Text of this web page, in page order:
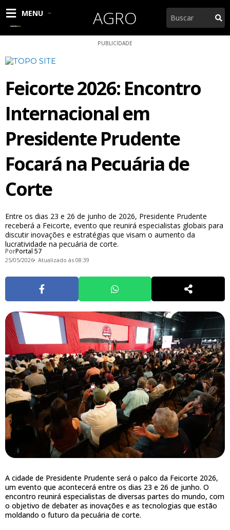
para
MENU AGRO Pesquisar
PUBLICIDADE
Feicorte 2026: Encontro
Internacional em
Presidente Prudente
Focará na Pecuária de
Corte
Entre os dias 23 e 26 de junho de 2026, Presidente Prudente
receberá a Feicorte, evento que reunirá especialistas globais para
discutir inovações e estratégias que visam o aumento da
lucratividade na pecuária de corte.
PorPortal 57
25/05/2026 Atualizado às 08:39
A cidade de Presidente Prudente será o palco da Feicorte 2026,
um evento que acontecerá entre os dias 23 e 26 de junho. O
encontro reunirá especialistas de diversas partes do mundo, com
o objetivo de debater as inovações e as tecnologias que estão
moldando o futuro da pecuária de corte.